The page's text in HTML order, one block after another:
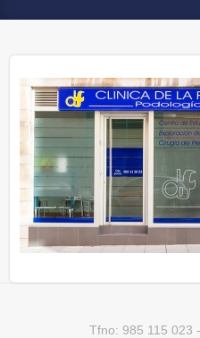
Tfno: 985 115 023